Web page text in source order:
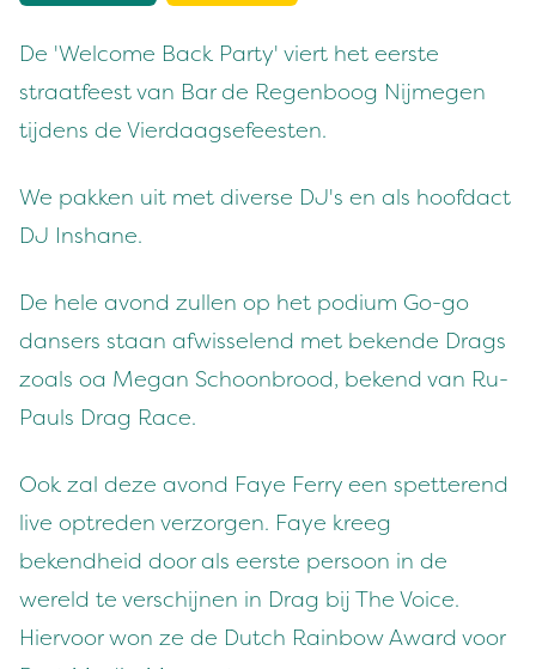
De 'Welcome Back Party' viert het eerste
straatfeest van Bar de Regenboog Nijmegen
tijdens de Vierdaagsefeesten.
We pakken uit met diverse DJ's en als hoofdact
DJ Inshane.
De hele avond zullen op het podium Go-go
dansers staan afwisselend met bekende Drags
zoals oa Megan Schoonbrood, bekend van Ru-
Pauls Drag Race.
Ook zal deze avond Faye Ferry een spetterend
live optreden verzorgen. Faye kreeg
bekendheid door als eerste persoon in de
wereld te verschijnen in Drag bij The Voice.
Hiervoor won ze de Dutch Rainbow Award voor